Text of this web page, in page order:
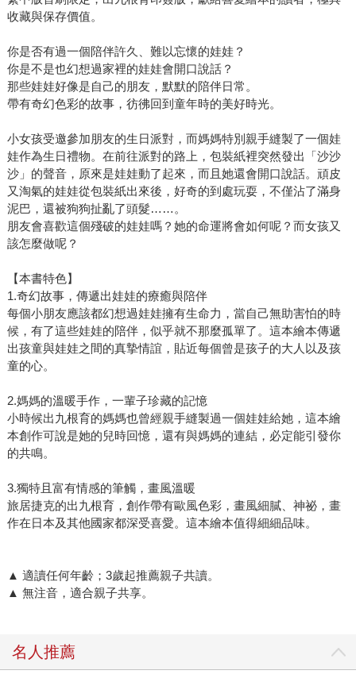
收藏與保存價值。
你是否有過一個陪伴許久、難以忘懷的娃娃？
你是不是也幻想過家裡的娃娃會開口說話？
那些娃娃好像是自己的朋友，默默的陪伴日常。
帶有奇幻色彩的故事，彷彿回到童年時的美好時光。
小女孩受邀參加朋友的生日派對，而媽媽特別親手縫製了一個娃
娃作為生日禮物。在前往派對的路上，包裝紙裡突然發出「沙沙
沙」的聲音，原來是娃娃動了起來，而且她還會開口說話。頑皮
又淘氣的娃娃從包裝紙出來後，好奇的到處玩耍，不僅沾了滿身
泥巴，還被狗狗扯亂了頭髮……。
朋友會喜歡這個殘破的娃娃嗎？她的命運將會如何呢？而女孩又
該怎麼做呢？
【本書特色】
1.奇幻故事，傳遞出娃娃的療癒與陪伴
每個小朋友應該都幻想過娃娃擁有生命力，當自己無助害怕的時
候，有了這些娃娃的陪伴，似乎就不那麼孤單了。這本繪本傳遞
出孩童與娃娃之間的真摯情誼，貼近每個曾是孩子的大人以及孩
童的心。
2.媽媽的溫暖手作，一輩子珍藏的記憶
小時候出九根育的媽媽也曾經親手縫製過一個娃娃給她，這本繪
本創作可說是她的兒時回憶，還有與媽媽的連結，必定能引發你
的共鳴。
3.獨特且富有情感的筆觸，畫風溫暖
旅居捷克的出九根育，創作帶有歐風色彩，畫風細膩、神祕，畫
作在日本及其他國家都深受喜愛。這本繪本值得細細品味。
▲ 適讀任何年齡；3歲起推薦親子共讀。
▲ 無注音，適合親子共享。
名人推薦